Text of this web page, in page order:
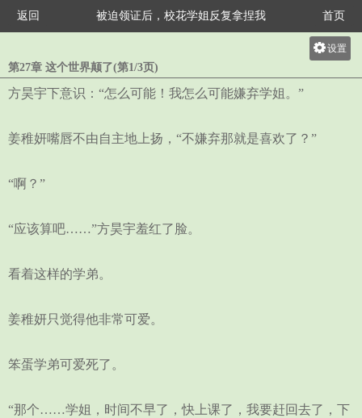
返回 被迫领证后，校花学姐反复拿捏我 首页
设置
第27章 这个世界颠了(第1/3页)
方昊宇下意识：“怎么可能！我怎么可能嫌弃学姐。”
姜稚妍嘴唇不由自主地上扬，“不嫌弃那就是喜欢了？”
“啊？”
“应该算吧……”方昊宇羞红了脸。
看着这样的学弟。
姜稚妍只觉得他非常可爱。
笨蛋学弟可爱死了。
“那个……学姐，时间不早了，快上课了，我要赶回去了，下